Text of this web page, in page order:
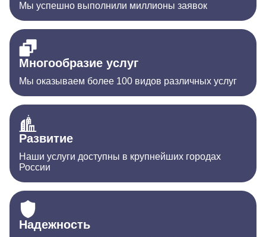
Мы успешно выполнили миллионы заявок
Многообразие услуг
Мы оказываем более 100 видов различных услуг
Развитие
Наши услуги доступны в крупнейших городах
России
Надежность